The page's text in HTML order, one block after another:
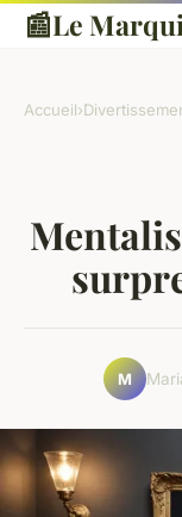
📰Le
Accueil›
M